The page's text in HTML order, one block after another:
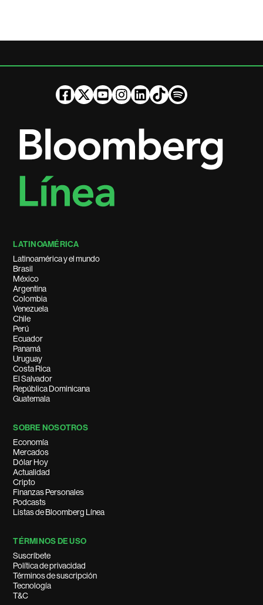
LATINOAMÉRICA
Latinoamérica y el mundo
Brasil
México
Argentina
Colombia
Venezuela
Chile
Perú
Ecuador
Panamá
Uruguay
Costa Rica
El Salvador
República Dominicana
Guatemala
SOBRE NOSOTROS
Economía
Mercados
Dólar Hoy
Actualidad
Cripto
Finanzas Personales
Podcasts
Listas de Bloomberg Línea
TÉRMINOS DE USO
Suscríbete
Política de privacidad
Términos de suscripción
Tecnología
T&C